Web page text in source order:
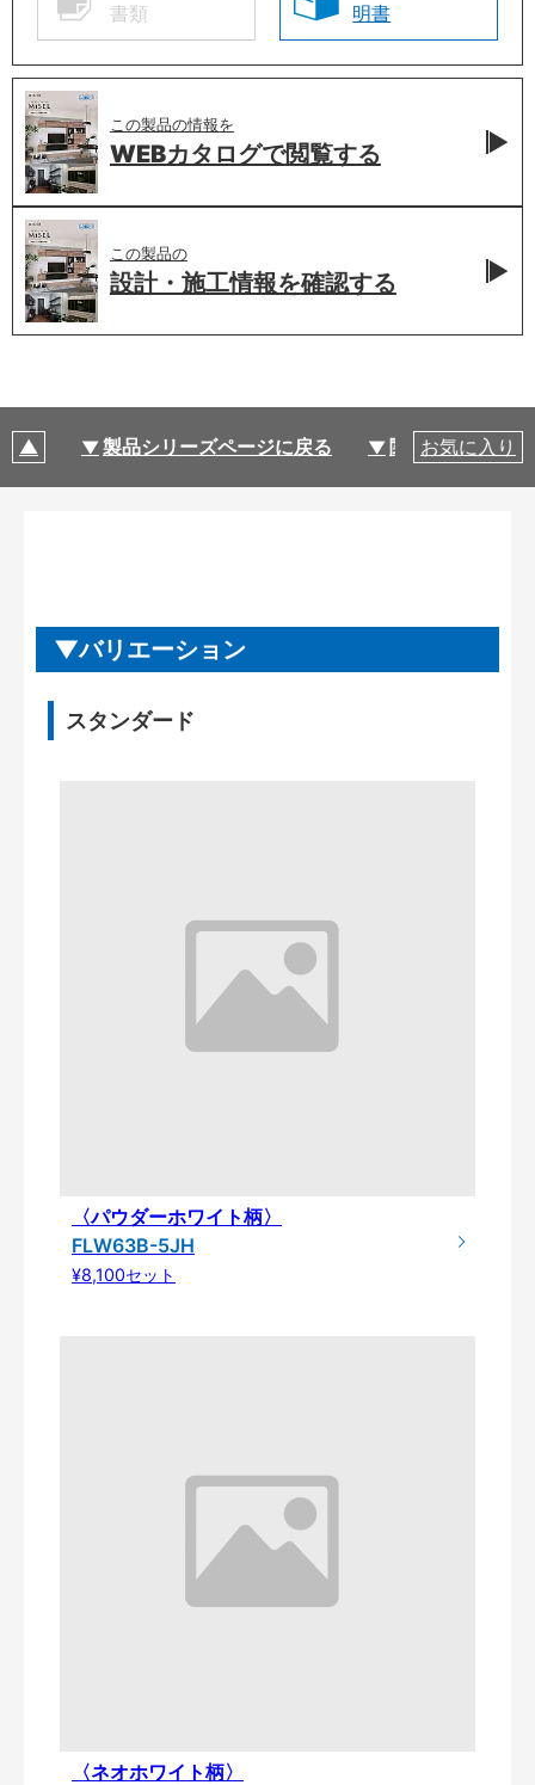
書類
明書
この製品の情報を
WEBカタログで閲覧する
この製品の
設計・施工情報を確認する
製品シリーズページに戻る 関連部材・関連
お気に入り
バリエーション
スタンダード
〈パウダーホワイト柄〉
FLW63B-5JH
¥8,100セット
〈ネオホワイト柄〉